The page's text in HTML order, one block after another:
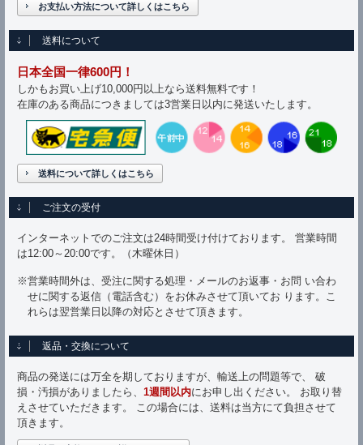
お支払い方法について詳しくはこちら
送料について
日本全国一律600円！
しかもお買い上げ10,000円以上なら送料無料です！
在庫のある商品につきましては3営業日以内に発送いたします。
送料について詳しくはこちら
ご注文の受付
インターネットでのご注文は24時間受け付けております。 営業時間
は12:00～20:00です。（木曜休日）
※営業時間外は、受注に関する処理・メールのお返事・お問 い合わ
せに関する返信（電話含む）をお休みさせて頂いてお ります。こ
れらは翌営業日以降の対応とさせて頂きます。
返品・交換について
商品の発送には万全を期しておりますが、輸送上の問題等で、 破
損・汚損がありましたら、 1週間以内にお申し出ください。 お取り替
えさせていただきます。 この場合には、送料は当方にて負担させて
頂きます。